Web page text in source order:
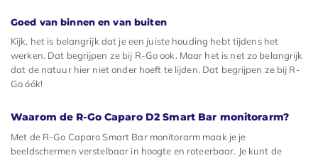
Goed van binnen en van buiten
Kijk, het is belangrijk dat je een juiste houding hebt tijdens het
werken. Dat begrijpen ze bij R-Go ook. Maar het is net zo belangrijk
dat de natuur hier niet onder hoeft te lijden. Dat begrijpen ze bij R-
Go óók!
Waarom de R-Go Caparo D2 Smart Bar monitorarm?
Met de R-Go Caparo Smart Bar monitorarm maak je je
beeldschermen verstelbaar in hoogte en roteerbaar. Je kunt de